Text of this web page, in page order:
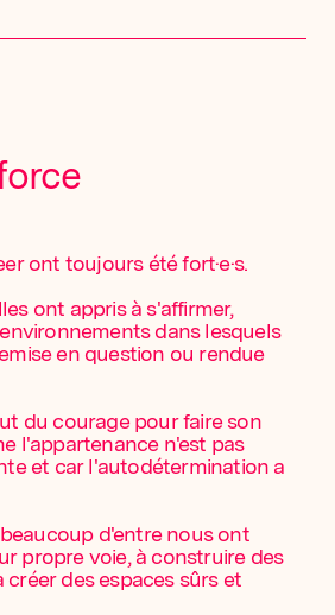
ont toujours été fort·e·s.
ont appris à s'affirmer,
dans lesquels
en question ou rendue
du courage pour faire son
l'appartenance n'est pas
et car l'autodétermination a
beaucoup d'entre nous ont
propre voie, à construire des
créer des espaces sûrs et